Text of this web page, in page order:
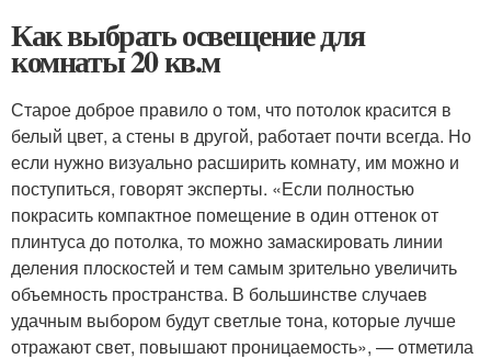
Как выбрать освещение для
комнаты 20 кв.м
Старое доброе правило о том, что потолок красится в
белый цвет, а стены в другой, работает почти всегда. Но
если нужно визуально расширить комнату, им можно и
поступиться, говорят эксперты. «Если полностью
покрасить компактное помещение в один оттенок от
плинтуса до потолка, то можно замаскировать линии
деления плоскостей и тем самым зрительно увеличить
объемность пространства. В большинстве случаев
удачным выбором будут светлые тона, которые лучше
отражают свет, повышают проницаемость», — отметила